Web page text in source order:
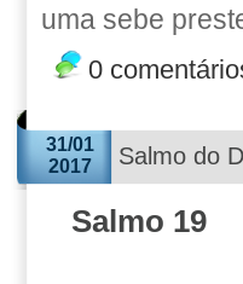
uma sebe
0
31/01
2017
Salmo do
Salmo 19